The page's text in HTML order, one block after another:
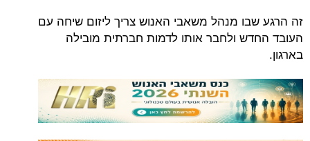
זה הרגע שבו מנהל משאבי האנוש צריך ליזום שיחה עם
העובד החדש ולחבר אותו לדמות חברתית מובילה
בארגון.